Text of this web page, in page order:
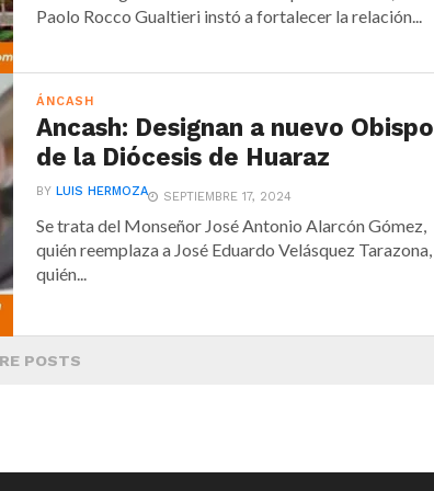
Paolo Rocco Gualtieri instó a fortalecer la relación...
ÁNCASH
Ancash: Designan a nuevo Obispo
de la Diócesis de Huaraz
BYLUIS HERMOZA SEPTIEMBRE 17, 2024
Se trata del Monseñor José Antonio Alarcón Gómez,
quién reemplaza a José Eduardo Velásquez Tarazona,
quién...
POSTS